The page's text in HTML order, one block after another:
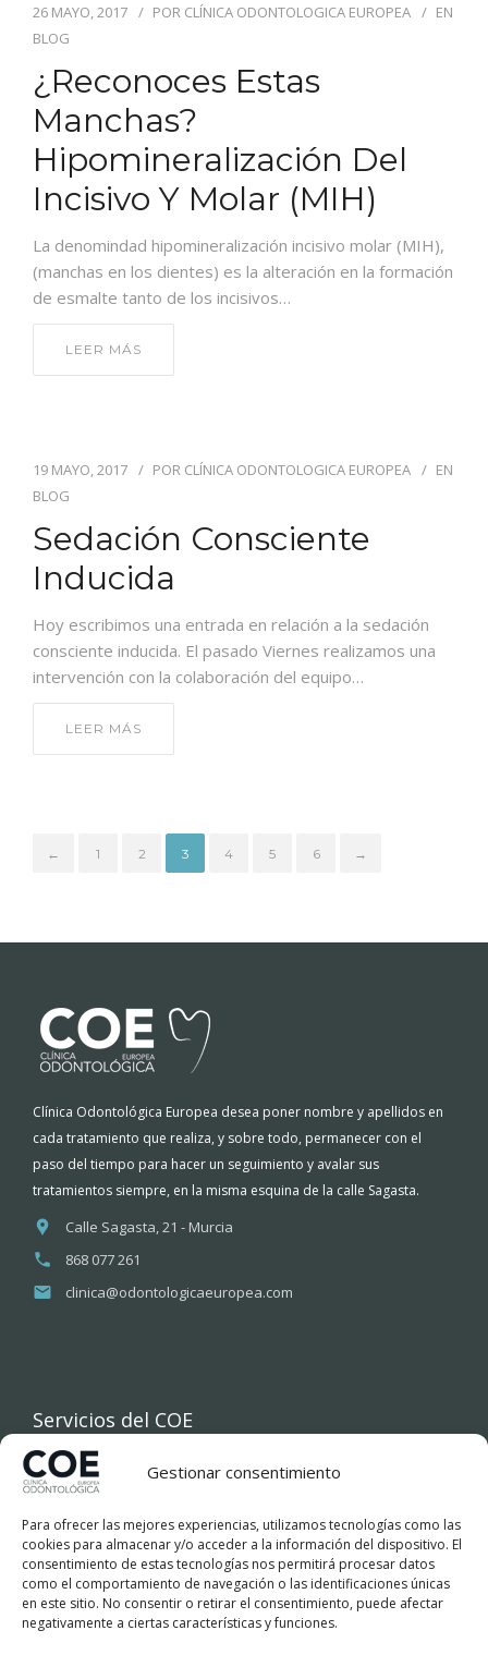
Gestionar consentimiento
Para ofrecer las mejores experiencias, utilizamos tecnologías como las
cookies para almacenar y/o acceder a la información del dispositivo. El
consentimiento de estas tecnologías nos permitirá procesar datos
como el comportamiento de navegación o las identificaciones únicas
en este sitio. No consentir o retirar el consentimiento, puede afectar
negativamente a ciertas características y funciones.
26 MAYO, 2017 POR CLÍNICA ODONTOLOGICA EUROPEA
EN
BLOG
¿Reconoces Estas
Manchas?
Hipomineralización Del
Incisivo Y Molar (MIH)
La denomindad hipomineralización incisivo molar (MIH),
(manchas en los dientes) es la alteración en la formación
de esmalte tanto de los incisivos…
LEER MÁS
19 MAYO, 2017 POR CLÍNICA ODONTOLOGICA EUROPEA
EN
BLOG
Sedación Consciente
Inducida
Hoy escribimos una entrada en relación a la sedación
consciente inducida. El pasado Viernes realizamos una
intervención con la colaboración del equipo…
LEER MÁS
← 1 2 3 4 5 6 →
Clínica Odontológica Europea desea poner nombre y apellidos en
cada tratamiento que realiza, y sobre todo, permanecer con el
paso del tiempo para hacer un seguimiento y avalar sus
tratamientos siempre, en la misma esquina de la calle Sagasta.
Calle Sagasta, 21 - Murcia
868 077 261
clinica@odontologicaeuropea.com
Servicios del COE
INICIO
COE
TRATAMIENTOS DENTALES